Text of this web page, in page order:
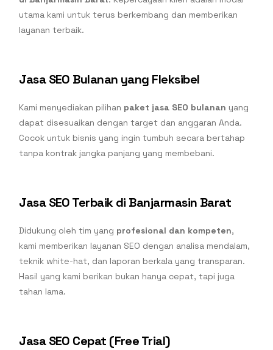
utama kami untuk terus berkembang dan memberikan
layanan terbaik.
Jasa SEO Bulanan yang Fleksibel
Kami menyediakan pilihan paket jasa SEO bulanan yang
dapat disesuaikan dengan target dan anggaran Anda.
Cocok untuk bisnis yang ingin tumbuh secara bertahap
tanpa kontrak jangka panjang yang membebani.
Jasa SEO Terbaik di Banjarmasin Barat
Didukung oleh tim yang profesional dan kompeten,
kami memberikan layanan SEO dengan analisa mendalam,
teknik white-hat, dan laporan berkala yang transparan.
Hasil yang kami berikan bukan hanya cepat, tapi juga
tahan lama.
Jasa SEO Cepat (Free Trial)